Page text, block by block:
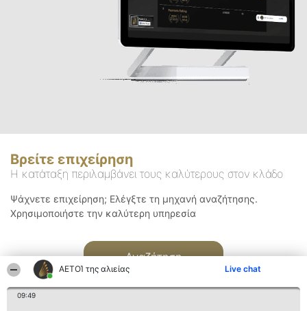
ΑΕΤΟΊ της αλιείας Live chat
09:49
Βρείτε επιχείρηση
Η κατάταξη περιλαμβάνει τους καλύτερους στον κλάδο
Ψάχνετε επιχείρηση; Ελέγξτε τη μηχανή αναζήτησης.
Χρησιμοποιήστε την καλύτερη υπηρεσία
Αναζήτηση